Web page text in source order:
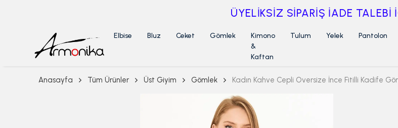
ÜYELİKSİZ SİPARİŞ İADE TALEBİ
Elbise Bluz Ceket Gömlek
Kimono
&
Kaftan
Tulum Yelek Pantolon
Anasayfa Tüm Ürünler Üst Giyim Gömlek Kadın Kahve Cepli Oversize İnce Fitilli Kadife